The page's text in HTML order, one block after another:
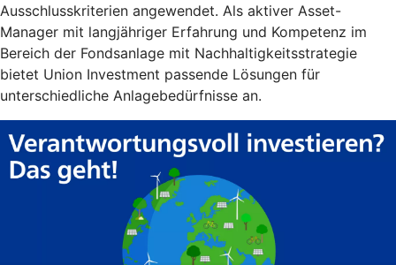
Ausschlusskriterien angewendet. Als aktiver Asset-
Manager mit langjähriger Erfahrung und Kompetenz im
Bereich der Fondsanlage mit Nachhaltigkeitsstrategie
bietet Union Investment passende Lösungen für
unterschiedliche Anlagebedürfnisse an.